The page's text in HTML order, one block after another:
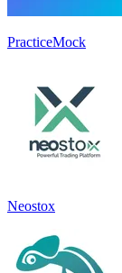
PracticeMock
Neostox